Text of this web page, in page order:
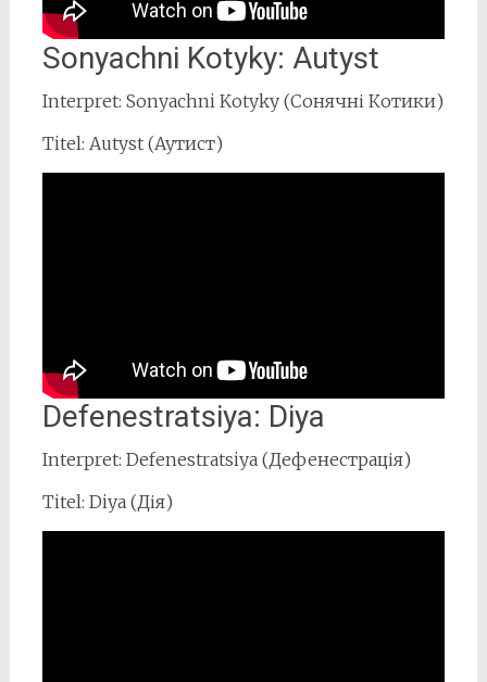
Sonyachni Kotyky: Autyst
Interpret: Sonyachni Kotyky (Сонячні Котики)
Titel: Autyst (Аутист)
Defenestratsiya: Diya
Interpret: Defenestratsiya (Дефенестрація)
Titel: Diya (Дія)